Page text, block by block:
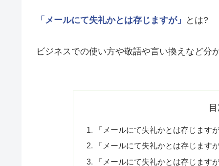
「メールにて失礼かとは存じますが」 とは?
ビジネスでの使い方や敬語や言い換えなど分
「メールにて失礼かとは存じます
「メールにて失礼かとは存じます
「メールにて失礼かとは存じます